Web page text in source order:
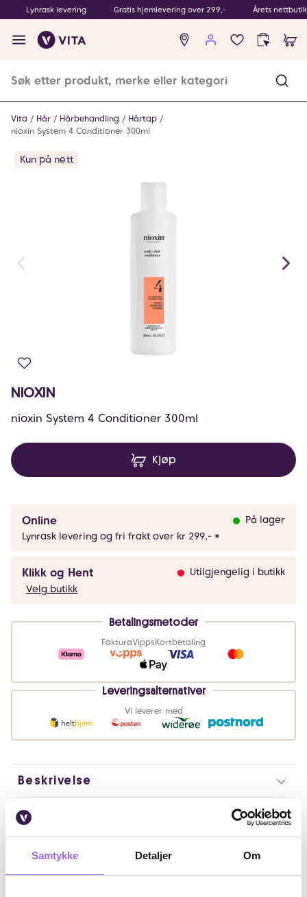
Samtykke Detaljer Om
Lynrask levering Gratis hjemlevering over 299,- Årets
Ingen
produkter
Vita Hår Hårbehandling
Hårtap
nioxin System 4 Conditioner 300ml
Kun på nett
NIOXIN
nioxin System 4 Conditioner 300ml
Kjøp
Online
På lager
Lynrask levering og fri frakt over kr 299,- *
Klikk og Hent
Utilgjengelig i butikk
Velg butikk
Betalingsmetoder
FakturaVippsKortbetaling
Leveringsalternativer
Vi leverer med
Beskrivelse
Bruk
Ingredienser